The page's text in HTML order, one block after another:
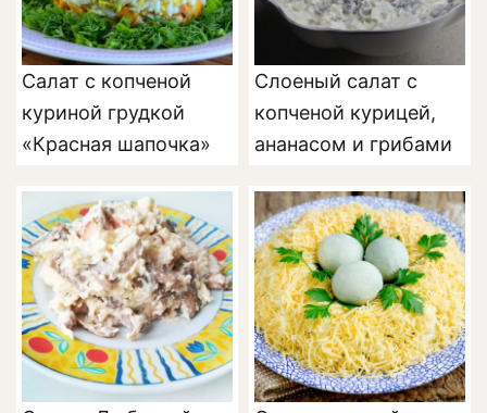
Салат с копченой
куриной грудкой
«Красная шапочка»
Слоеный салат с
копченой курицей,
ананасом и грибами